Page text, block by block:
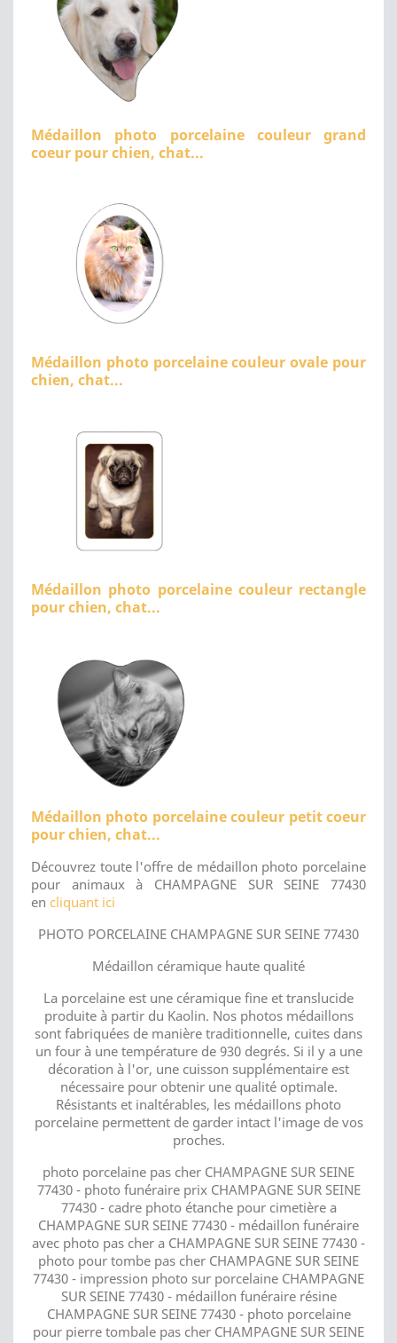
Médaillon photo porcelaine couleur grand
coeur pour chien, chat...
Médaillon photo porcelaine couleur ovale pour
chien, chat...
Médaillon photo porcelaine couleur rectangle
pour chien, chat...
Médaillon photo porcelaine couleur petit coeur
pour chien, chat...
Découvrez toute l'offre de médaillon photo porcelaine
pour animaux à CHAMPAGNE SUR SEINE 77430
en cliquant ici
PHOTO PORCELAINE CHAMPAGNE SUR SEINE 77430
Médaillon céramique haute qualité
La porcelaine est une céramique fine et translucide
produite à partir du Kaolin. Nos photos médaillons
sont fabriquées de manière traditionnelle, cuites dans
un four à une température de 930 degrés. Si il y a une
décoration à l'or, une cuisson supplémentaire est
nécessaire pour obtenir une qualité optimale.
Résistants et inaltérables, les médaillons photo
porcelaine permettent de garder intact l'image de vos
proches.
photo porcelaine pas cher CHAMPAGNE SUR SEINE
77430 - photo funéraire prix CHAMPAGNE SUR SEINE
77430 - cadre photo étanche pour cimetière a
CHAMPAGNE SUR SEINE 77430 - médaillon funéraire
avec photo pas cher a CHAMPAGNE SUR SEINE 77430 -
photo pour tombe pas cher CHAMPAGNE SUR SEINE
77430 - impression photo sur porcelaine CHAMPAGNE
SUR SEINE 77430 - médaillon funéraire résine
CHAMPAGNE SUR SEINE 77430 - photo porcelaine
pour pierre tombale pas cher CHAMPAGNE SUR SEINE